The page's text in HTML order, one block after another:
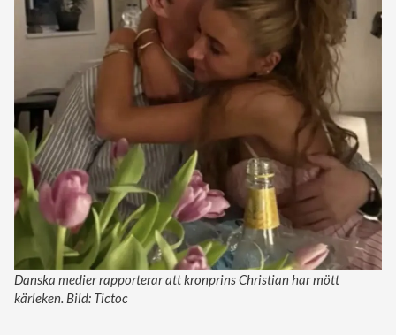
Danska medier rapporterar att kronprins Christian har mött
kärleken. Bild: Tictoc